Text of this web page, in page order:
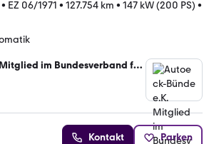
• EZ 06/1971 • 127.754 km • 147 kW (200 PS) •
im Bundesverband für
Kontakt Parken